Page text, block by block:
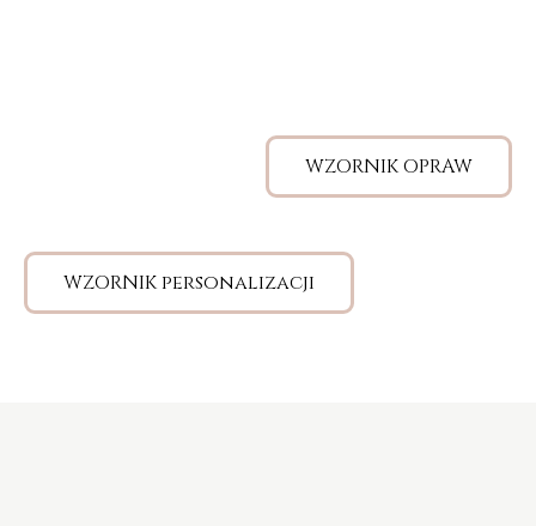
WZORNIK OPRAW
WZORNIK personalizacji